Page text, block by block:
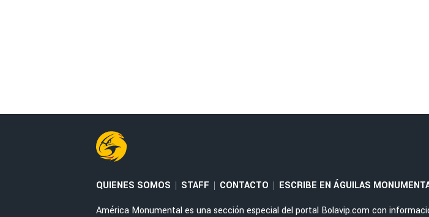
QUIENES SOMOS | STAFF | CONTACTO | ESCRIBE EN ÁGUILAS
América Monumental es una sección especial del portal Bolavip.com con